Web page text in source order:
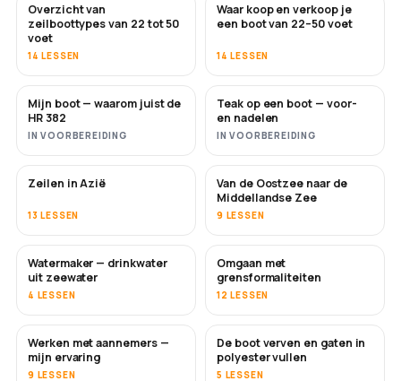
BINNENKORT
Overzicht van
zeilboottypes van 22 tot 50
voet
14 LESSEN
BINNENKORT
Waar koop en verkoop je
een boot van 22–50 voet
14 LESSEN
BINNENKORT
Mijn boot — waarom juist de
HR 382
IN VOORBEREIDING
BINNENKORT
Teak op een boot — voor-
en nadelen
IN VOORBEREIDING
BINNENKORT
Zeilen in Azië
13 LESSEN
BINNENKORT
Van de Oostzee naar de
Middellandse Zee
9 LESSEN
BINNENKORT
Watermaker — drinkwater
uit zeewater
4 LESSEN
Omgaan met
grensformaliteiten
12 LESSEN
BINNENKORT
Werken met aannemers —
mijn ervaring
9 LESSEN
BINNENKORT
De boot verven en gaten in
polyester vullen
5 LESSEN